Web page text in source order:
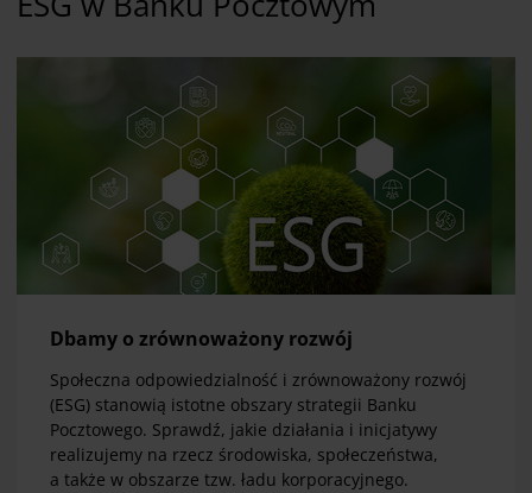
Dbamy o zrównoważony rozwój
Społeczna odpowiedzialność i zrównoważony rozwój
(ESG) stanowią istotne obszary strategii Banku
Pocztowego. Sprawdź, jakie działania i inicjatywy
realizujemy na rzecz środowiska, społeczeństwa,
a także w obszarze tzw. ładu korporacyjnego.